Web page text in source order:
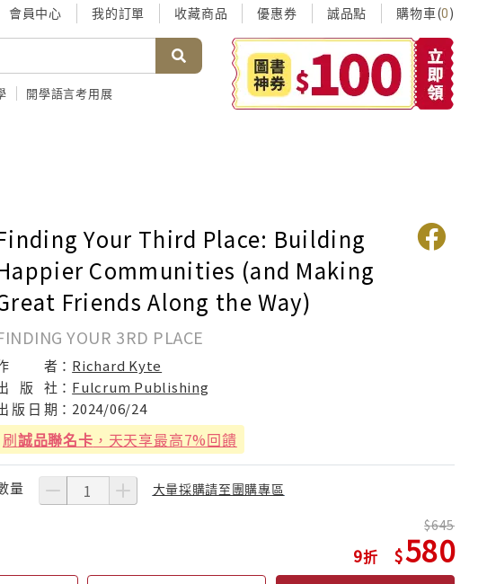
會員中心 我的訂單 收藏商品 優惠券 誠品點 購物車(0)
開學語言考用展
Your Third Place: Building
Communities (and Making
Friends Along the Way)
YOUR 3RD PLACE
者： Richard Kyte
版 社： Fulcrum Publishing
版 日 期： 2024/06/24
刷誠品聯名卡 ，天天享最高7%回饋
量 大量採購請至團購專區
9
645
580